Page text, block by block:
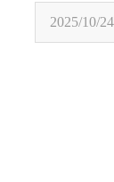
2025/10/24